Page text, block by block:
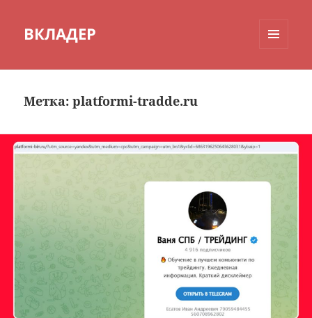
ВКЛАДЕР
Метка:platformi-tradde.ru